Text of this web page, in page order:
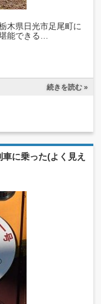
木県日光市足尾町に
能できる…
続きを読む »